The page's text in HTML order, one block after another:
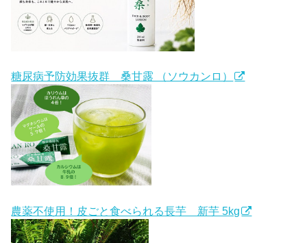
糖尿病予防効果抜群 桑甘露 （ソウカンロ）
農薬不使用！皮ごと食べられる長芋 新芋 5kg